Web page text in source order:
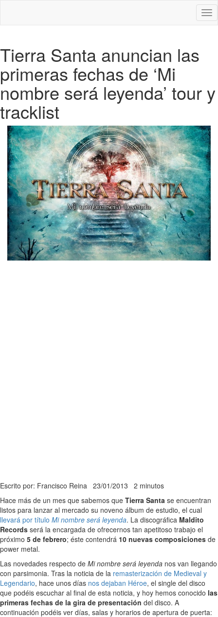
Tierra Santa anuncian las
primeras fechas de ‘Mi
nombre será leyenda’ tour y
tracklist
Escrito por: Francisco Reina 23/01/2013 2 minutos
Hace más de un mes que sabemos que Tierra Santa se encuentran
listos para lanzar al mercado su noveno álbum de estudio, el cual
llevará por título Mi nombre será leyenda. La discográfica Maldito
Records será la encargada de ofrecernos tan apetitoso trabajo el
próximo 5 de febrero; éste contendrá 10 nuevas composiciones de
power metal.
Las novedades respecto de Mi nombre será leyenda nos van llegando
con parsimonia. Tras la noticia de la remasterización de Medieval y
Legendario, hace unos días nos dejaban Héroe, el single del disco
que podéis escuchar al final de esta noticia, y hoy hemos conocido las
primeras fechas de la gira de presentación del disco. A
continuación podéis ver días, salas y horarios de apertura de puerta: